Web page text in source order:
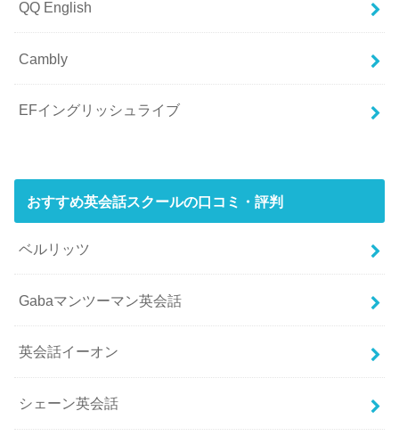
QQ English
Cambly
EFイングリッシュライブ
おすすめ英会話スクールの口コミ・評判
ベルリッツ
Gabaマンツーマン英会話
英会話イーオン
シェーン英会話